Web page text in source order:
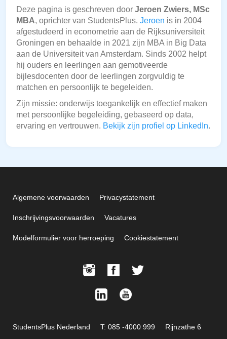
Deze pagina is geschreven door Jeroen Zwiers, MSc
MBA, oprichter van StudentsPlus. Jeroen is in 2004
afgestudeerd in econometrie aan de Rijksuniversiteit
Groningen en behaalde in 2021 zijn MBA in Big Data
aan de Universiteit van Amsterdam. Sinds 2002 helpt
hij ouders en leerlingen aan gemotiveerde
bijlesdocenten door de leerlingen zorgvuldig te
matchen en persoonlijk te begeleiden.
Zijn missie: onderwijs toegankelijk en effectief maken
met persoonlijke begeleiding, gebaseerd op data,
ervaring en vertrouwen. Bekijk zijn profiel op LinkedIn.
Algemene voorwaarden Privacystatement
Inschrijvingsvoorwaarden Vacatures
Modelformulier voor herroeping Cookiestatement
StudentsPlus Nederland T: 085 -4000 999 Rijnzathe 6